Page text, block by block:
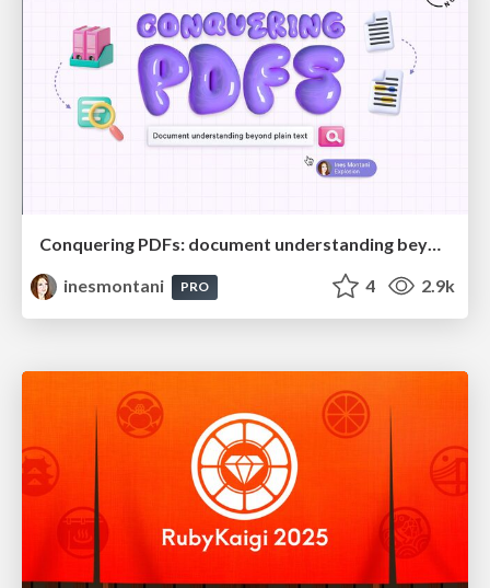
Conquering PDFs: document understanding beyond plain text
inesmontani
PRO 4 2.9k